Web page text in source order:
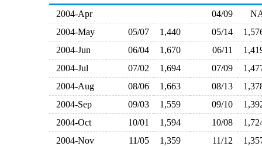
2004-Apr
04/09
2004-May
05/07 1,440 05/14
2004-Jun
06/04 1,670 06/11
2004-Jul
07/02 1,694 07/09
2004-Aug
08/06 1,663 08/13
2004-Sep
09/03 1,559 09/10
2004-Oct
10/01 1,594 10/08
2004-Nov
11/05 1,359 11/12